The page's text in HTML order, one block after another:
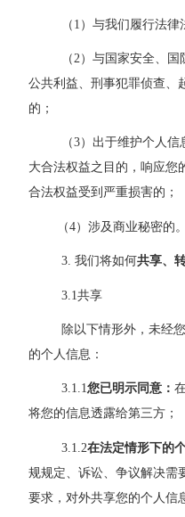
（ 1）与我们履行法律
（ 2）与国家安全、
公共利益、刑事犯罪侦查、
的；
（3）出于维护个人
大合法权益之目的，响应您
合法权益受到严重损害的；
（4）涉及商业秘密的。
3. 我们将如何共享、
3.1共享
除以下情形外，未经
的个人信息：
3.1.1您已明示同意：
将您的信息透露给第三方；
3.1.2在法定情形下的
规规定、诉讼、争议解决需
要求，对外共享您的个人信